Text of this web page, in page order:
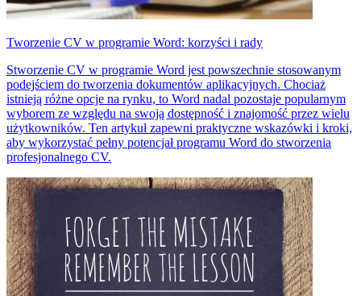
Tworzenie CV w programie Word: korzyści i rady
Stworzenie CV w programie Word jest powszechnie stosowanym
podejściem do tworzenia dokumentów aplikacyjnych. Chociaż
istnieją różne opcje na rynku, to Word nadal pozostaje popularnym
wyborem ze względu na swoją dostępność i znajomość przez wielu
użytkowników. Ten artykuł zapewni praktyczne wskazówki i kroki,
aby wykorzystać pełny potencjał programu Word do stworzenia
profesjonalnego CV.